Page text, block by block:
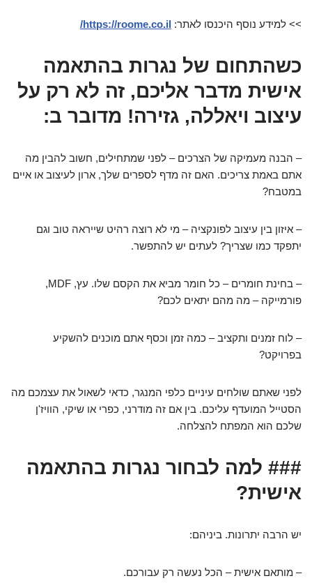
>> למידע נוסף היכנסו לאתר: https://roome.co.il/
כשהתחום של נגרות בהתאמה
אישית מדבר אליכם, זה לא רק על
עיצוב ויאללה, גזירה! מדובר ב:
– הבנה מעמיקה של הצרכים – לפני שמתחילים, חשוב להבין מה
אתם באמת צריכים. האם זה מדף לספרים שלך, ארון לעיצוב או איים
במטבח?
– איזון בין עיצוב לפונקציה – מי לא רוצה רהיט שייראה טוב וגם
יתפקד כמו שצריך? לעתים יש להתפשר.
– בחינת חומרים – כל חומר מביא את הקסם שלו. עץ, MDF,
פורמייקה – מה מהם יתאים לכם?
– לוח זמנים ותקציב – כמה זמן וכסף אתם מוכנים להשקיע
בפרויקט?
לפני שאתם שולחים עיניים כלפי המנגר, כדאי לשאול את עצמכם מה
הסטייל המועדף עליכם. בין אם זה מודרני, כפרי או שיקי, הוויז'ן
שלכם הוא המפתח להצלחה.
### למה לבחור נגרות בהתאמה
אישית?
יש הרבה יתרונות. ביניהם:
– מותאם אישית – הכל נעשה רק עבורכם.